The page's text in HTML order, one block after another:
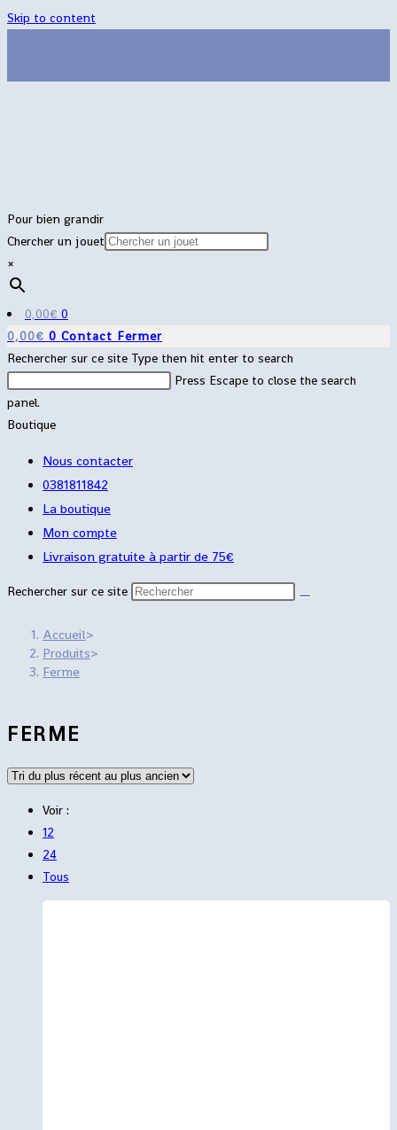
Skip to content
Pour bien grandir
Chercher un jouet
×
0,00€ 0
0,00€ 0 Contact Fermer
Rechercher sur ce site Type then hit enter to search
Press Escape to close the search
panel.
Boutique
Nous contacter
0381811842
La boutique
Mon compte
Livraison gratuite à partir de 75€
Rechercher sur ce site
Accueil>
Produits>
Ferme
FERME
Voir :
12
24
Tous